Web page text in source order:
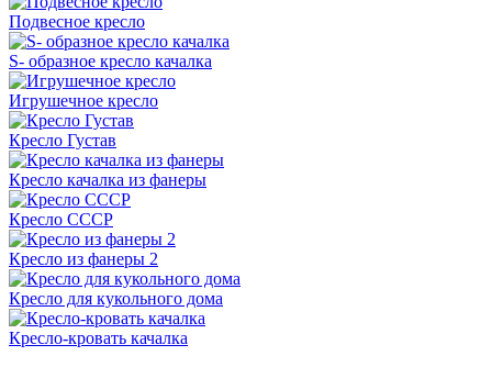
Подвесное кресло
S- образное кресло качалка
Игрушечное кресло
Кресло Густав
Кресло качалка из фанеры
Кресло СССР
Кресло из фанеры 2
Кресло для кукольного дома
Кресло-кровать качалка